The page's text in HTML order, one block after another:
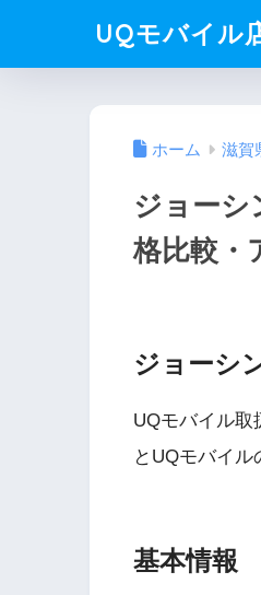
UQモバイル
ホーム 滋賀
ジョー
格比較・
ジョーシ
UQモバイル
とUQモバイル
基本情報